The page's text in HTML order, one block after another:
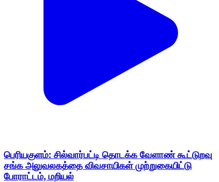
பெரியகுளம்: சில்வார்பட்டி தொடக்க வேளாண் கூட்டுறவு
சங்க அலுவலகத்தை விவசாயிகள் முற்றுகையிட்டு
போராட்டம், மறியல்